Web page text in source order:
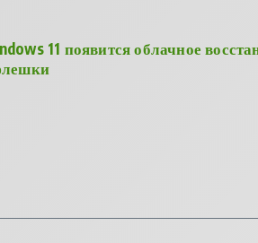
11 появится облачное